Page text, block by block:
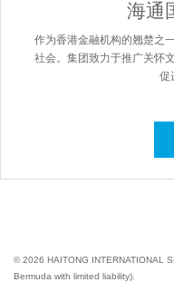
海通
作为香港金融机构的翘楚之
社会。集团致力于推广关怀
促
© 2026 HAITONG INTERNATIONAL
Bermuda with limited liability).